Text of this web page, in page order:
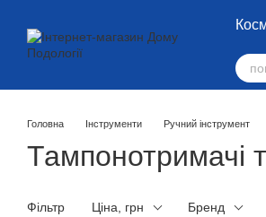
Головна Інструменти Ручний інструмент
Тампонотримачі
Фільтр Ціна, грн Бренд